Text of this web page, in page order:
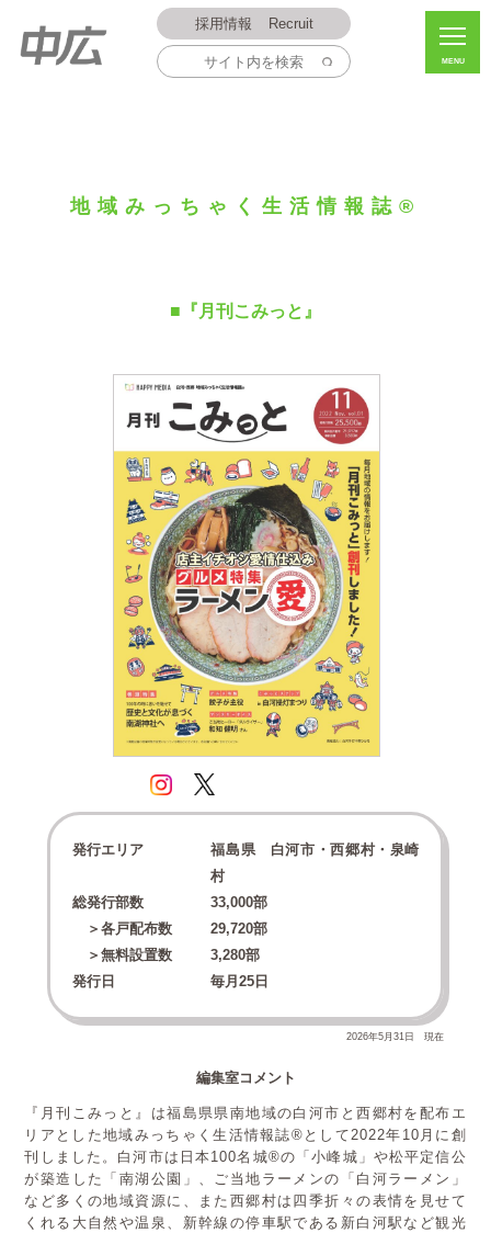
採用情報 Recruit
MENU
地域みっちゃく生活情報誌®
■『月刊こみっと』
発行エリア
福島県 白河市・西郷村・泉崎
村
総発行部数
33,000部
＞各戸配布数
29,720部
＞無料設置数
3,280部
発行日
毎月25日
2026年5月31日 現在
編集室コメント
『月刊こみっと』は福島県県南地域の白河市と西郷村を配布エ
リアとした地域みっちゃく生活情報誌®として2022年10月に創
刊しました。白河市は日本100名城®の「小峰城」や松平定信公
が築造した「南湖公園」、ご当地ラーメンの「白河ラーメン」
など多くの地域資源に、また西郷村は四季折々の表情を見せて
くれる大自然や温泉、新幹線の停車駅である新白河駅など観光